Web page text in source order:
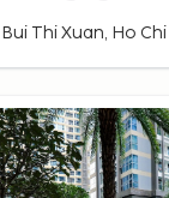
Bui Thi Xuan, Ho